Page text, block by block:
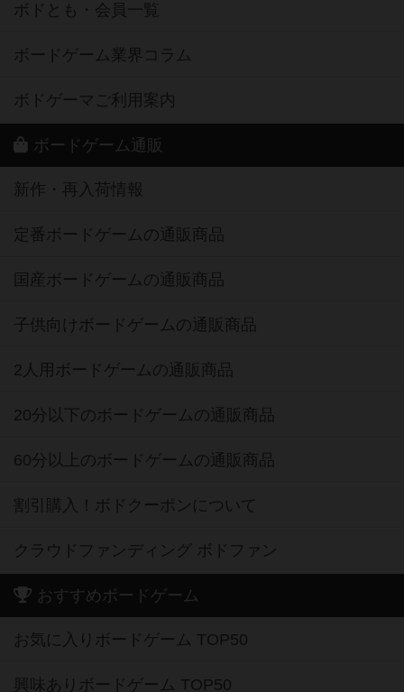
ボドとも・会員一覧
ボードゲーム業界コラム
ボドゲーマご利用案内
ボードゲーム通販
新作・再入荷情報
定番ボードゲームの通販商品
国産ボードゲームの通販商品
子供向けボードゲームの通販商品
2人用ボードゲームの通販商品
20分以下のボードゲームの通販商品
60分以上のボードゲームの通販商品
割引購入！ボドクーポンについて
クラウドファンディング ボドファン
おすすめボードゲーム
お気に入りボードゲーム TOP50
興味ありボードゲーム TOP50